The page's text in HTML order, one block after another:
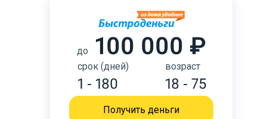
до 100 000 ₽
срок (дней)
1 - 180
возраст
18 - 75
Получить деньги